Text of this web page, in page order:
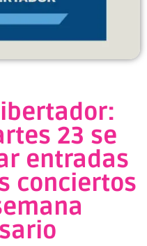
23 se
entradas
conciertos